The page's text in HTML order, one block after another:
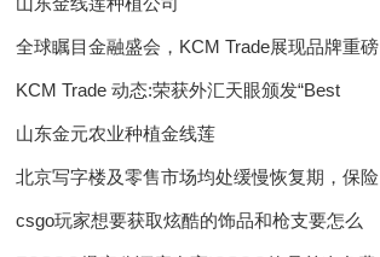
全球瞩目金融盛会，KCM Trade展现品牌重磅
力量
KCM Trade 动态:荣获外汇天眼颁发“Best
山东金元农业种植金线莲
北京写字楼及零售市场均处缓慢恢复期，保险
csgo玩家想要获取炫酷的饰品和枪支要怎么